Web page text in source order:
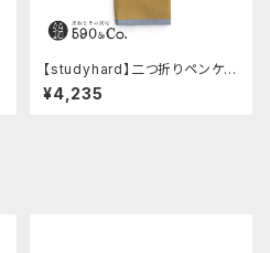
【studyhard】二つ折りペンケー
ス ミニマムコンパクトサイズ
(カーキ)
¥4,235